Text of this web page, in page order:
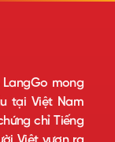
LangGo mong
tại Việt Nam
chỉ Tiếng